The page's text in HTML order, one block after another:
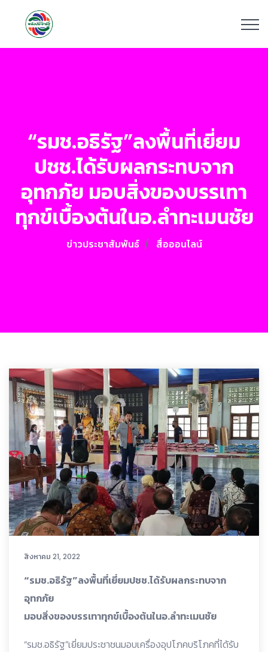
“รมช.อธิรัฐ”ลงพื้นที่เยี่ยม
ปชช.ได้รับผลกระทบจาก
อุทกภัย มอบสิ่งของบรรเทา
ทุกข์เบื้องต้นในอ.ลำทะเมนชัย
ข่าวประชาสัมพันธ์ สื่อออนไลน์
สิงหาคม 21, 2022
“รมช.อธิรัฐ”ลงพื้นที่เยี่ยมปชช.ได้รับผลกระทบจาก
อุทกภัย
มอบสิ่งของบรรเทาทุกข์เบื้องต้นในอ.ลำทะเมนชัย
“รมช.อธิรัฐ”เยี่ยมประชาชนมอบเครื่องอุปโภคบริโภคที่ได้รับ